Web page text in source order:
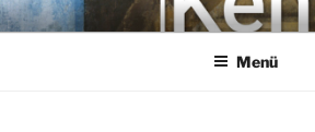
Zum
InhaltKEHL
Rechtsanwaltsgesellschaft mbH
Menü